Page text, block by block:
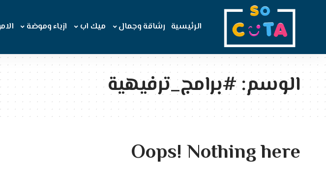
الرئيسية رشاقة وجمال ميك اب ازياء وموضة
الوسم:#برامج_ترفيهية
Oops! Nothing here